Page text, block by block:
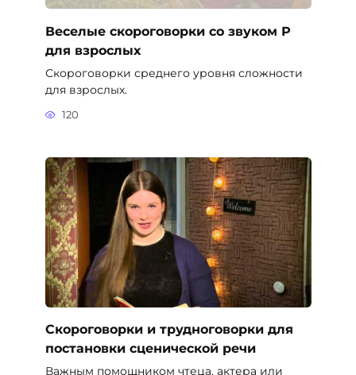
Веселые скороговорки со звуком Р
для взрослых
Скороговорки среднего уровня сложности
для взрослых.
120
Скороговорки и трудноговорки для
постановки сценической речи
Важным помощником чтеца, актера или